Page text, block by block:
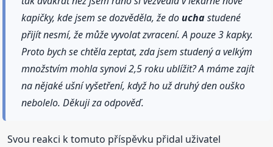
kapičky, kde jsem se dozvěděla, že douchastudené
přijít nesmí, že může vyvolat zvracení. A pouze 3 kapky.
Proto bych se chtěla zeptat, zda jsem studený a velkým
množstvím mohla synovi 2,5 roku ublížit? A máme zajít
na nějaké ušní vyšetření, když ho už druhý den ouško
nebolelo. Děkuji za odpověď.
Svou reakci k tomuto příspěvku přidal uživatel